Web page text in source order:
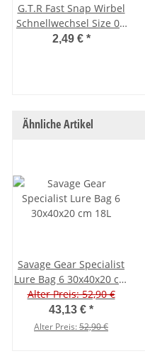
G.T.R Fast Snap Wirbel
Schnellwechsel Size 0 -
6 kg 8 Stück
2,49 € *
Ähnliche Artikel
Savage Gear Specialist
Lure Bag 6 30x40x20 cm
18L
Alter Preis: 52,90 €
43,13 € *
Alter Preis:52,90 €